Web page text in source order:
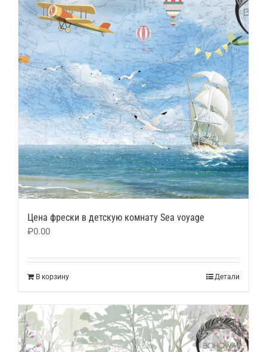
Цена фрески в детскую комнату Sea voyage
₽0.00
В корзину Детали